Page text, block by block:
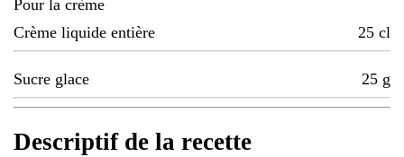
Pour la crème
Crème liquide entière
25 cl
Sucre glace 25 g
Descriptif de la recette